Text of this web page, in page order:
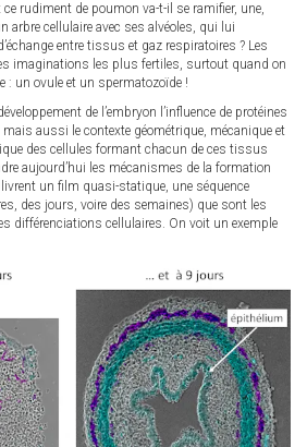
rudiment de poumon va-t-il se ramifier, une,
arbre cellulaire avec ses alvéoles, qui lui
entre tissus et gaz respiratoires ? Les
imaginations les plus fertiles, surtout quand on
: un ovule et un spermatozoïde !
de l’embryon l’influence de protéines
aussi le contexte géométrique, mécanique et
des cellules formant chacun de ces tissus
aujourd’hui les mécanismes de la formation
un film quasi-statique, une séquence
des jours, voire des semaines) que sont les
différenciations cellulaires. On voit un exemple